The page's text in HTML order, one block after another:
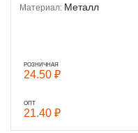
Материал: Металл
РОЗНИЧНАЯ
24.50 ₽
ОПТ
21.40 ₽